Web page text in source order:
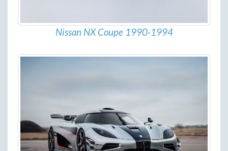
Nissan NX Coupe 1990-1994